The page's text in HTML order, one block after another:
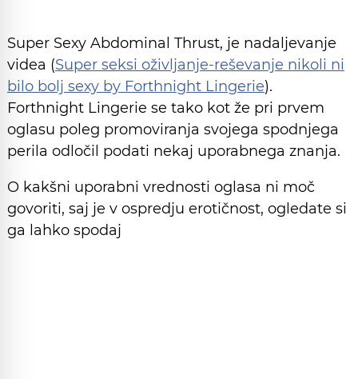
Super Sexy Abdominal Thrust, je nadaljevanje
videa (Super seksi oživljanje-reševanje nikoli ni
bilo bolj sexy by Forthnight Lingerie).
Forthnight Lingerie se tako kot že pri prvem
oglasu poleg promoviranja svojega spodnjega
perila odločil podati nekaj uporabnega znanja.
O kakšni uporabni vrednosti oglasa ni moč
govoriti, saj je v ospredju erotičnost, ogledate si
ga lahko spodaj